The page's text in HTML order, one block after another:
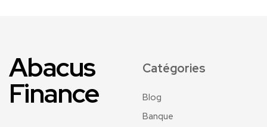
Abacus
Finance
Catégories
Blog
Banque